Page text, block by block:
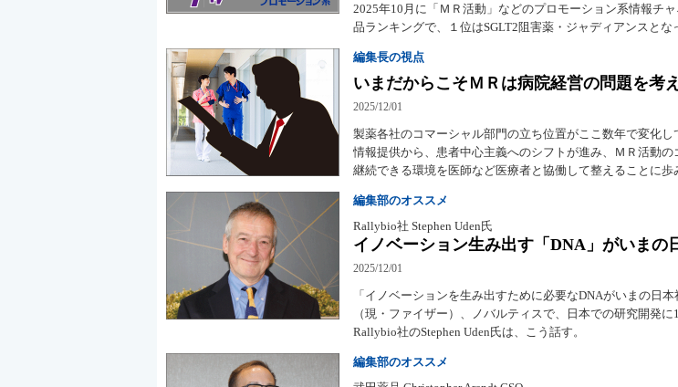
2025年10月に「ＭＲ活動」などのプロモーション系情報チ
品ランキングで、１位はSGLT2阻害薬・ジャディアンスとな
編集長の視点
いまだからこそＭＲは病院経営の問題を考
2025/12/01
製薬各社のコマーシャル部門の立ち位置がここ数年で変化
情報提供から、患者中心主義へのシフトが進み、ＭＲ活動
継続できる環境を医師など医療者と協働して整えることに歩
編集部のオススメ
Rallybio社 Stephen Uden氏
イノベーション生み出す「DNA」がいまの
2025/12/01
「イノベーションを生み出すために必要なDNAがいまの日
（現・ファイザー）、ノバルティスで、日本での研究開発に
Rallybio社のStephen Uden氏は、こう話す。
編集部のオススメ